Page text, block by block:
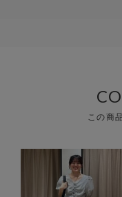
この商